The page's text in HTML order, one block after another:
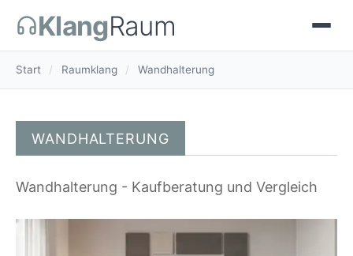
KlangRaum
Start / Raumklang / Wandhalterung
WANDHALTERUNG
Wandhalterung - Kaufberatung und Vergleich